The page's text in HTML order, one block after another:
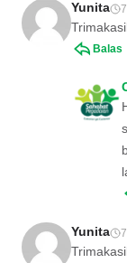
Yunita
Balas
Yunita